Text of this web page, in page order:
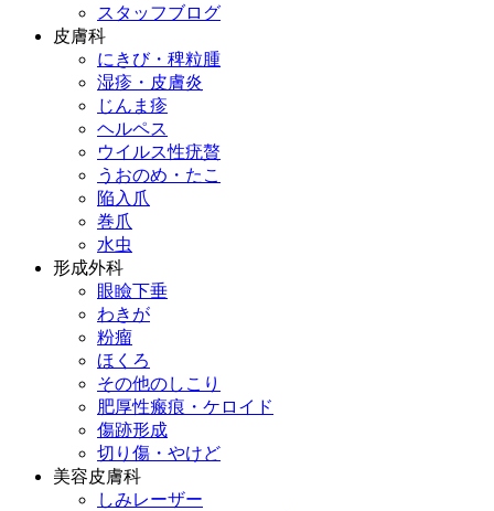
スタッフブログ
皮膚科
にきび・稗粒腫
湿疹・皮膚炎
じんま疹
ヘルペス
ウイルス性疣贅
うおのめ・たこ
陥入爪
巻爪
水虫
形成外科
眼瞼下垂
わきが
粉瘤
ほくろ
その他のしこり
肥厚性瘢痕・ケロイド
傷跡形成
切り傷・やけど
美容皮膚科
しみレーザー